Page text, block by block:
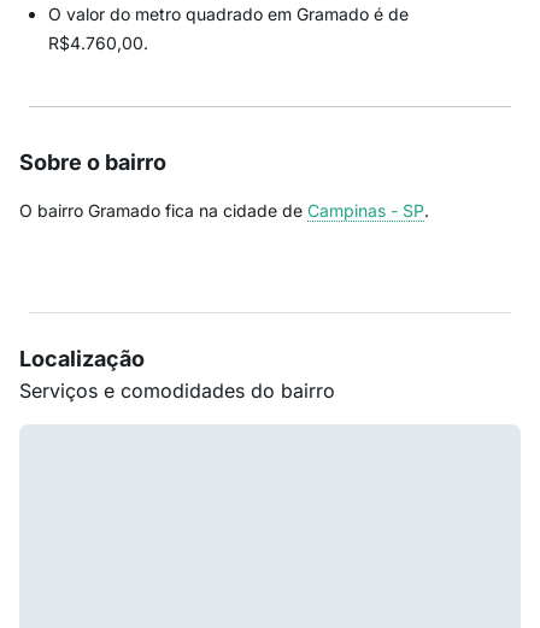
O valor do metro quadrado em Gramado é de
R$4.760,00.
Sobre o bairro
O bairro Gramado fica na cidade de Campinas - SP.
Localização
Serviços e comodidades do bairro